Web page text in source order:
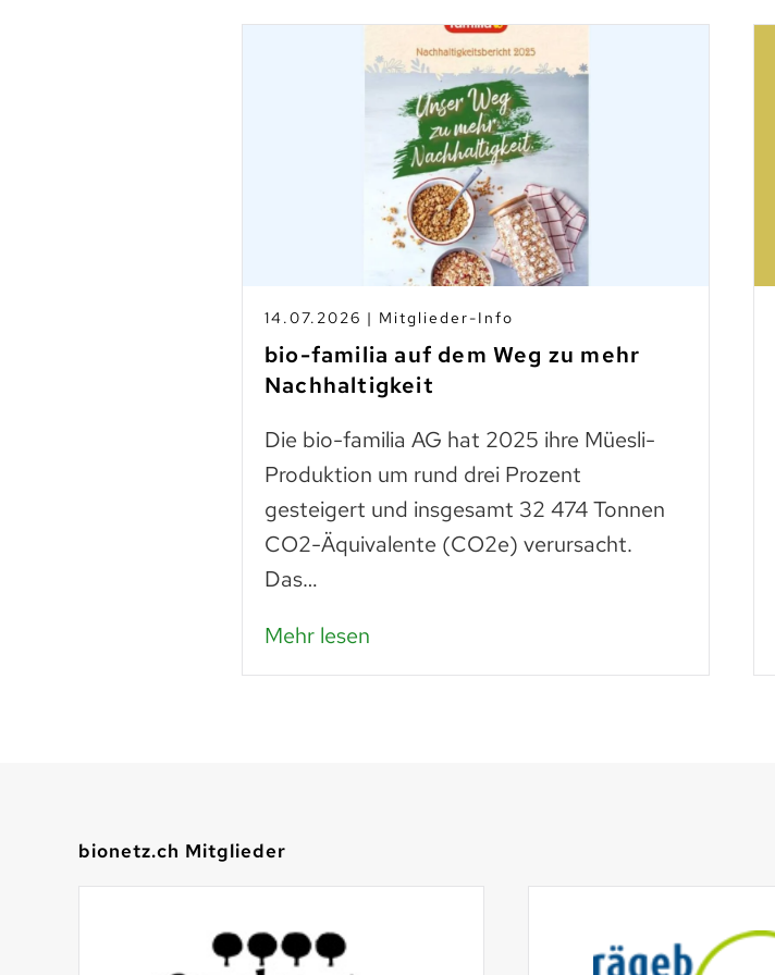
14.07.2026 | Mitglieder-Info
bio-familia auf dem Weg zu mehr
Nachhaltigkeit
Die bio-familia AG hat 2025 ihre Müesli-
Produktion um rund drei Prozent
gesteigert und insgesamt 32 474 Tonnen
CO2-Äquivalente (CO2e) verursacht.
Das…
Mehr lesen
bionetz.ch Mitglieder